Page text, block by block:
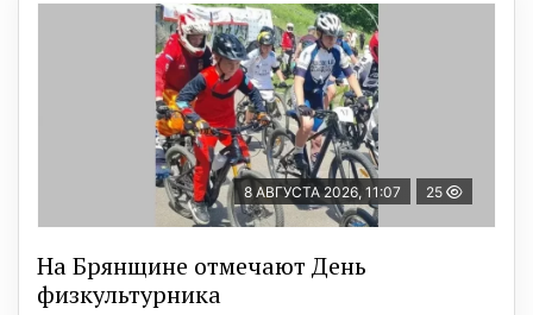
8 АВГУСТА 2026, 11:07 25
На Брянщине отмечают День
физкультурника